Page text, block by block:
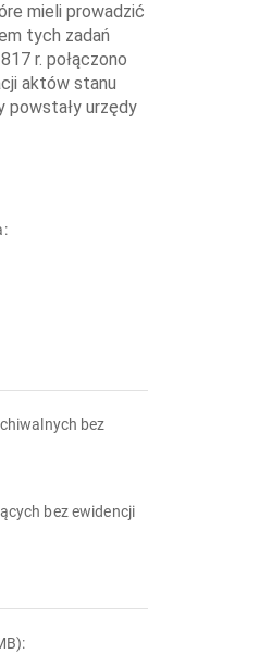
mieli prowadzić
tych zadań
r. połączono
aktów stanu
powstały urzędy
bez
bez ewidencji